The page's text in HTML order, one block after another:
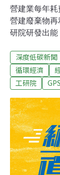
營建業每年
營建廢棄物
研院研發出
上路」，用
法 放寬營建
經濟週跨部會
政部、工程
主任秘書張
用管理辦法
為房間隔板
角料才會進
的石膏板、
再次拿來蓋
深度低碳新聞
循環經濟
工研院
GPS